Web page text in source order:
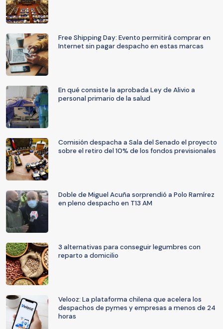
Free Shipping Day: Evento permitirá comprar en
Internet sin pagar despacho en estas marcas
En qué consiste la aprobada Ley de Alivio a
personal primario de la salud
Comisión despacha a Sala del Senado el proyecto
sobre el retiro del 10% de los fondos previsionales
Doble de Miguel Acuña sorprendió a Polo Ramírez
en pleno despacho en T13 AM
3 alternativas para conseguir legumbres con
reparto a domicilio
Velooz: La plataforma chilena que acelera los
despachos de pymes y empresas a menos de 24
horas